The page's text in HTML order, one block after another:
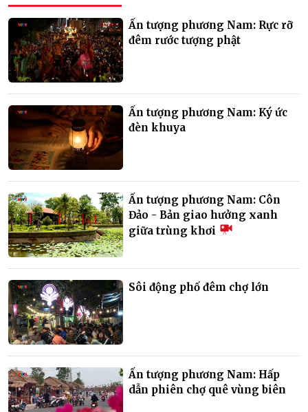
Ấn tượng phương Nam: Rực rỡ
đêm rước tượng phật
Ấn tượng phương Nam: Ký ức
đèn khuya
Ấn tượng phương Nam: Côn
Đảo - Bản giao hưởng xanh
giữa trùng khơi
Sôi động phố đêm chợ lớn
Ấn tượng phương Nam: Hấp
dẫn phiên chợ quê vùng biên